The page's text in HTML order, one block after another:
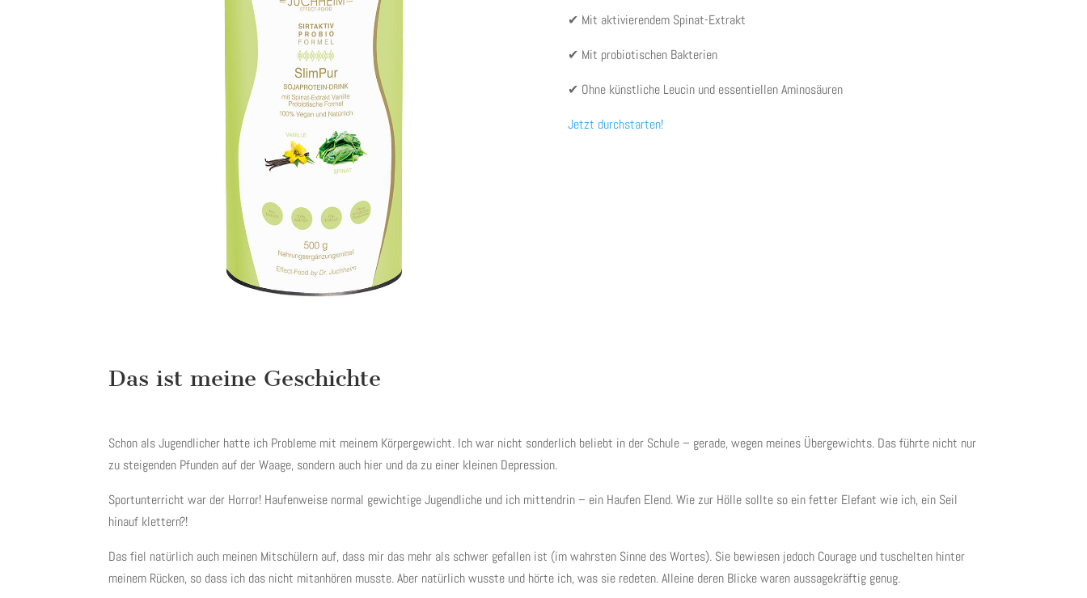
✔ Mit aktivierendem Spinat-Extrakt
✔ Mit probiotischen Bakterien
✔ Ohne künstliche Leucin und essentiellen Aminosäuren
Jetzt durchstarten!
Das ist meine Geschichte
Schon als Jugendlicher hatte ich Probleme mit meinem Körpergewicht. Ich war nicht sonderlich beliebt in der Schule – gerade, wegen meines Übergewichts. Das führte nicht nur
zu steigenden Pfunden auf der Waage, sondern auch hier und da zu einer kleinen Depression.
Sportunterricht war der Horror! Haufenweise normal gewichtige Jugendliche und ich mittendrin – ein Haufen Elend. Wie zur Hölle sollte so ein fetter Elefant wie ich, ein Seil
hinauf klettern?!
Das fiel natürlich auch meinen Mitschülern auf, dass mir das mehr als schwer gefallen ist (im wahrsten Sinne des Wortes). Sie bewiesen jedoch Courage und tuschelten hinter
meinem Rücken, so dass ich das nicht mitanhören musste. Aber natürlich wusste und hörte ich, was sie redeten. Alleine deren Blicke waren aussagekräftig genug.